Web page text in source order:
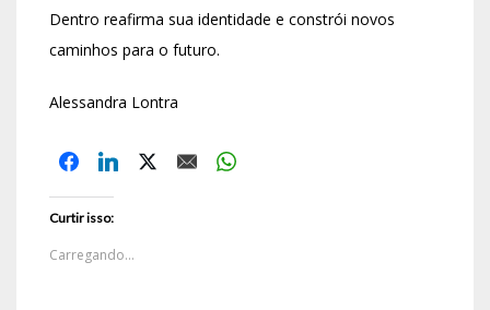
Dentro reafirma sua identidade e constrói novos
caminhos para o futuro.
Alessandra Lontra
Curtir isso:
Carregando...